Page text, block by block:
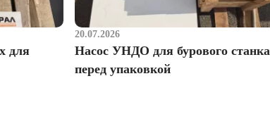
для
20.07.2026
Насос УНДО для бурового станка
перед упаковкой